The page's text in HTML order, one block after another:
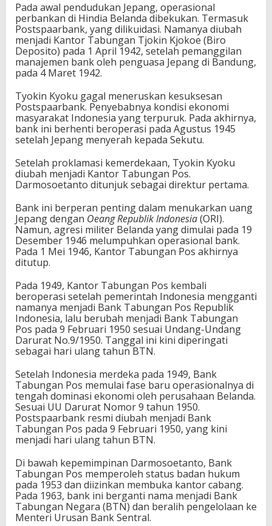
Pada awal pendudukan Jepang, operasional
perbankan di Hindia Belanda dibekukan. Termasuk
Postspaarbank, yang dilikuidasi. Namanya diubah
menjadi Kantor Tabungan Tjokin Kjokoe (Biro
Deposito) pada 1 April 1942, setelah pemanggilan
manajemen bank oleh penguasa Jepang di Bandung,
pada 4 Maret 1942.
Tyokin Kyoku gagal meneruskan kesuksesan
Postspaarbank. Penyebabnya kondisi ekonomi
masyarakat Indonesia yang terpuruk. Pada akhirnya,
bank ini berhenti beroperasi pada Agustus 1945
setelah Jepang menyerah kepada Sekutu.
Setelah proklamasi kemerdekaan, Tyokin Kyoku
diubah menjadi Kantor Tabungan Pos.
Darmosoetanto ditunjuk sebagai direktur pertama.
Bank ini berperan penting dalam menukarkan uang
Jepang dengan Oeang Republik Indonesia(ORI).
Namun, agresi militer Belanda yang dimulai pada 19
Desember 1946 melumpuhkan operasional bank.
Pada 1 Mei 1946, Kantor Tabungan Pos akhirnya
ditutup.
Pada 1949, Kantor Tabungan Pos kembali
beroperasi setelah pemerintah Indonesia mengganti
namanya menjadi Bank Tabungan Pos Republik
Indonesia, lalu berubah menjadi Bank Tabungan
Pos pada 9 Februari 1950 sesuai Undang-Undang
Darurat No.9/1950. Tanggal ini kini diperingati
sebagai hari ulang tahun BTN.
Setelah Indonesia merdeka pada 1949, Bank
Tabungan Pos memulai fase baru operasionalnya di
tengah dominasi ekonomi oleh perusahaan Belanda.
Sesuai UU Darurat Nomor 9 tahun 1950.
Postspaarbank resmi diubah menjadi Bank
Tabungan Pos pada 9 Februari 1950, yang kini
menjadi hari ulang tahun BTN.
Di bawah kepemimpinan Darmosoetanto, Bank
Tabungan Pos memperoleh status badan hukum
pada 1953 dan diizinkan membuka kantor cabang.
Pada 1963, bank ini berganti nama menjadi Bank
Tabungan Negara (BTN) dan beralih pengelolaan ke
Menteri Urusan Bank Sentral.